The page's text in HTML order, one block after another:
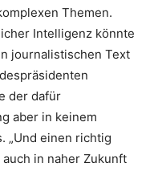
Themen.
Intelligenz könnte
journalistischen Text
der dafür
aber in keinem
„Und einen richtig
in naher Zukunft